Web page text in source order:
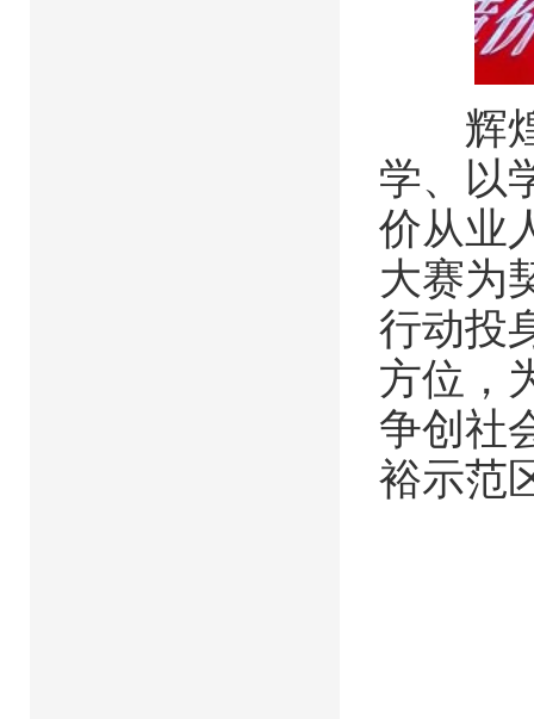
辉煌
学、以
价从业
大赛为
行动投
方位，
争创社
裕示范